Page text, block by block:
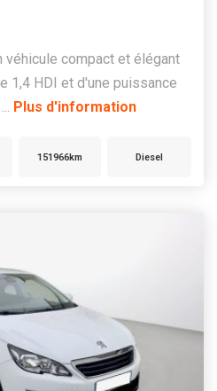
véhicule compact et élégant
1,4 HDI et d'une puissance
Plus d'information
151966km Diesel